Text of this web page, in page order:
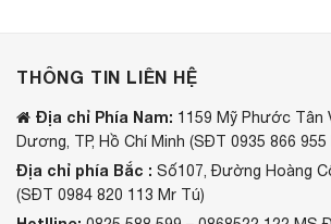
THÔNG TIN LIÊN HỆ
Địa chỉ Phía Nam: 1159 Mỹ Phước Tân
Dương, TP, Hồ Chí Minh (SĐT 0935 866 955
Địa chỉ phía Bắc : Số107, Đường Hoàng
(SĐT 0984 820 113 Mr Tú)